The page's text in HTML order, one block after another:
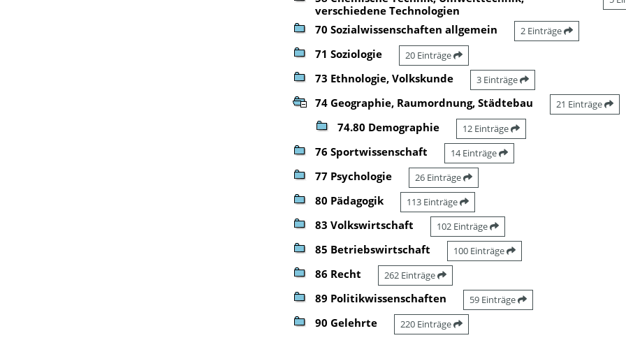
verschiedene Technologien
70 Sozialwissenschaften allgemein 2 Einträge
71 Soziologie 20 Einträge
73 Ethnologie, Volkskunde 3 Einträge
74 Geographie, Raumordnung, Städtebau 21 Einträge
74.80 Demographie 12 Einträge
76 Sportwissenschaft 14 Einträge
77 Psychologie 26 Einträge
80 Pädagogik 113 Einträge
83 Volkswirtschaft 102 Einträge
85 Betriebswirtschaft 100 Einträge
86 Recht 262 Einträge
89 Politikwissenschaften 59 Einträge
90 Gelehrte 220 Einträge